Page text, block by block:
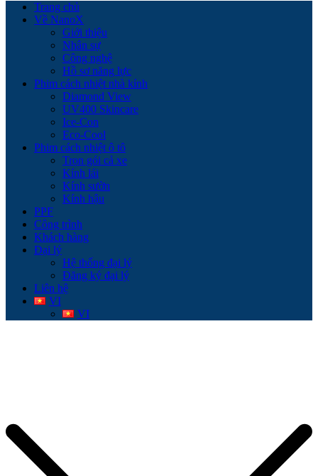
Trang chủ
Về NanoX
Giới thiệu
Nhân sự
Công nghệ
Hồ sơ năng lực
Phim cách nhiệt nhà kính
Diamond View
UV400 Skincare
Ice-Con
Eco-Cool
Phim cách nhiệt ô tô
Trọn gói cả xe
Kính lái
Kính sườn
Kính hậu
PPF
Công trình
Khách hàng
Đại lý
Hệ thống đại lý
Đăng ký đại lý
Liên hệ
VI
VI